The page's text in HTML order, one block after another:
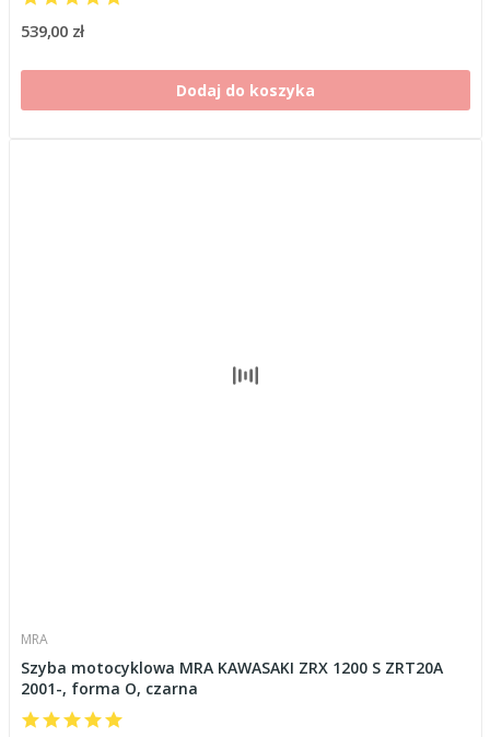
539,00 zł
Dodaj do koszyka
MRA
Szyba motocyklowa MRA KAWASAKI ZRX 1200 S ZRT20A
2001-, forma O, czarna